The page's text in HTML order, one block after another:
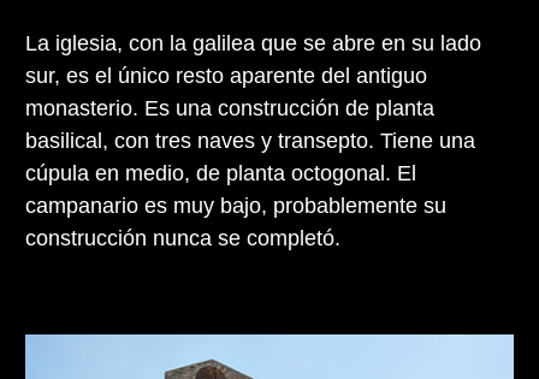
La iglesia, con la galilea que se abre en su lado
sur, es el único resto aparente del antiguo
monasterio. Es una construcción de planta
basilical, con tres naves y transepto. Tiene una
cúpula en medio, de planta octogonal. El
campanario es muy bajo, probablemente su
construcción nunca se completó.